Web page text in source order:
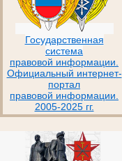
Государственная
система
правовой информации.
Официальный интернет-
портал
правовой информации.
2005-2025 гг.